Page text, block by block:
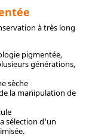
à très long
pigmentée,
générations,
sèche
la manipulation de
sélection d'un